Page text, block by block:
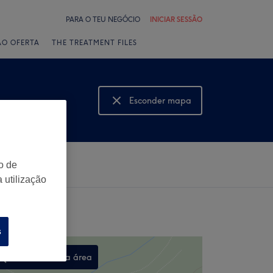
PARA O TEU NEGÓCIO INICIAR SESSÃO
OFERTA THE TREATMENT FILES
Esconder mapa
Mostrar mapa
Procurar nesta área
de
utilização